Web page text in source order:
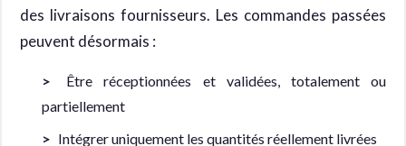
des livraisons fournisseurs. Les commandes passées
peuvent désormais :
Être réceptionnées et validées, totalement ou
partiellement
Intégrer uniquement les quantités réellement livrées